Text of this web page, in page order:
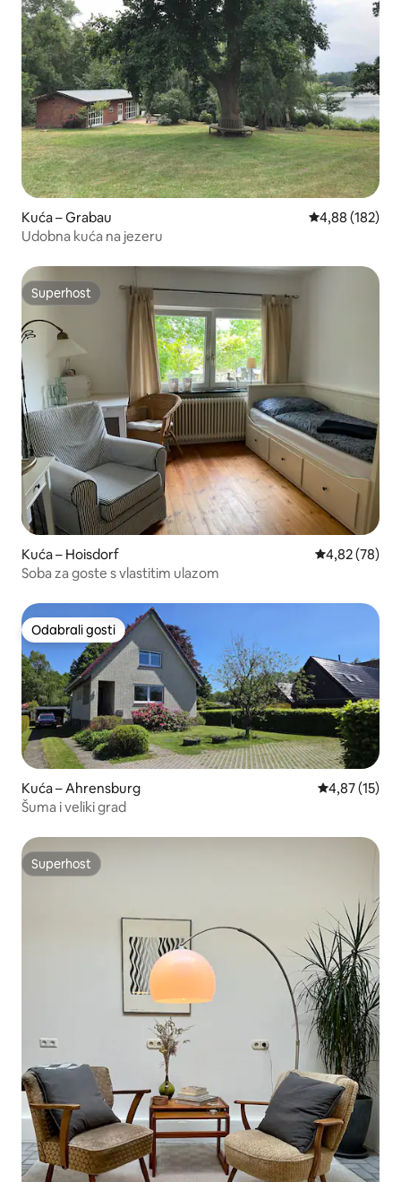
Kuća – Grabau Prosječna
4,88 (182)
Udobna kuća na jezeru
Superhost
Superhost
Kuća – Hoisdorf Prosječna
4,82 (78)
Soba za goste s vlastitim ulazom
Odabrali gosti
Odabrali gosti
Kuća – Ahrensburg Prosječna
4,87 (15)
Šuma i veliki grad
Superhost
Superhost